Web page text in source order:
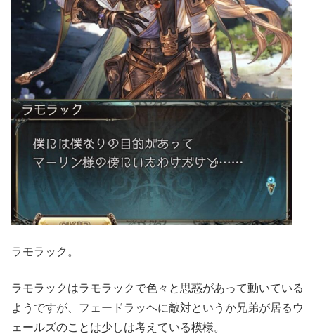
ラモラック。
ラモラックはラモラックで色々と思惑があって動いている
ようですが、フェードラッヘに敵対というか兄弟が居るウ
ェールズのことは少しは考えている模様。